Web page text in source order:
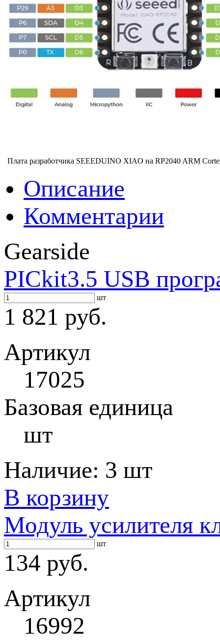
Плата разработчика SEEEDUINO XIAO на RP2040 ARM
Описание
Комментарии
Gearside
PICkit3.5 USB
шт
1 821 руб.
Артикул
17025
Базовая единица
шт
Наличие: 3 шт
В корзину
Модуль усилителя
шт
134 руб.
Артикул
16992